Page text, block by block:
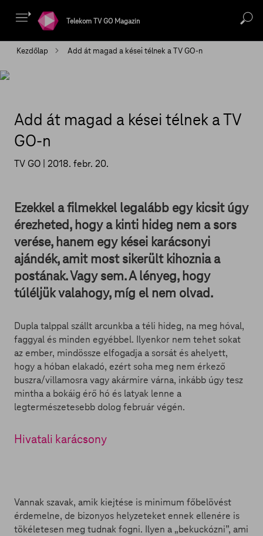
Telekom TV GO Magazin
Kezdőlap Add át magad a kései télnek a TV GO-n
Add át magad a kései télnek a TV
GO-n
TV GO | 2018. febr. 20.
Ezekkel a filmekkel legalább egy kicsit úgy
érezheted, hogy a kinti hideg nem a sors
verése, hanem egy kései karácsonyi
ajándék, amit most sikerült kihoznia a
postának. Vagy sem. A lényeg, hogy
túléljük valahogy, míg el nem olvad.
Dupla talppal szállt arcunkba a téli hideg, na meg hóval,
faggyal és minden egyébbel. Ilyenkor nem tehet sokat
az ember, mindössze elfogadja a sorsát és ahelyett,
hogy a hóban elakadó, ezért soha meg nem érkező
buszra/villamosra vagy akármire várna, inkább úgy tesz
mintha a bokáig érő hó és latyak lenne a
legtermészetesebb dolog február végén.
Hivatali karácsony
Vannak szavak, amik kiejtése is minimum főbelövést
érdemelne, de bizonyos helyzeteket ennek ellenére is
tökéletesen meg tudnak fogni. Ilyen a „bekuckózni”, ami